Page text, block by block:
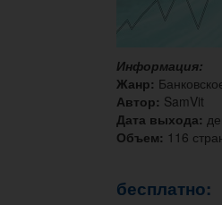
Информация:
Жанр:
Автор: SamVit
Дата выхода:
Объем: 116
бесплатно: